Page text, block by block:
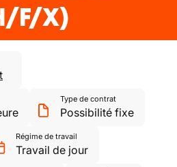
F/X)
Type de contrat
Possibilité fixe
Régime de travail
Travail de jour